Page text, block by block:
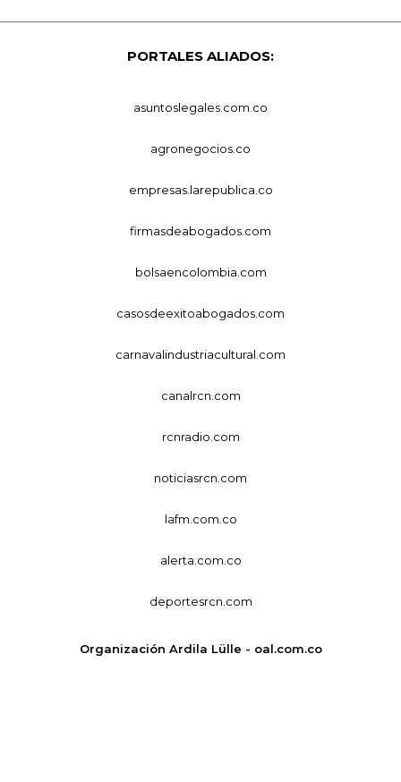
PORTALES ALIADOS:
asuntoslegales.com.co
agronegocios.co
empresas.larepublica.co
firmasdeabogados.com
bolsaencolombia.com
casosdeexitoabogados.com
carnavalindustriacultural.com
canalrcn.com
rcnradio.com
noticiasrcn.com
lafm.com.co
alerta.com.co
deportesrcn.com
Organización Ardila Lülle - oal.com.co